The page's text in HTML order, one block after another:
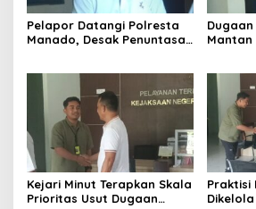
Pelapor Datangi Polresta
Manado, Desak Penuntasan
Dugaan
Mantan
Kejari Minut Terapkan Skala
Prioritas Usut Dugaan
Praktisi